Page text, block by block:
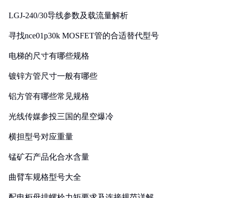
LGJ-240/30导线参数及载流量解析
寻找nce01p30k MOSFET管的合适替代型号
电梯的尺寸有哪些规格
镀锌方管尺寸一般有哪些
铝方管有哪些常见规格
光线传媒参投三国的星空爆冷
横担型号对应重量
锰矿石产品化合水含量
曲臂车规格型号大全